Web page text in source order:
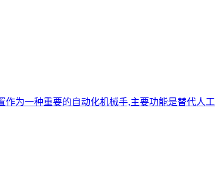
为一种重要的自动化机械手,主要功能是替代人工